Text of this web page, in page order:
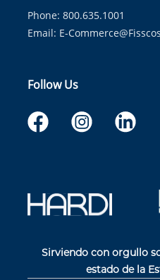
Phone: 800.635.1001
Email: E-
Follow Us
Sirviendo con orgullo
estado de la